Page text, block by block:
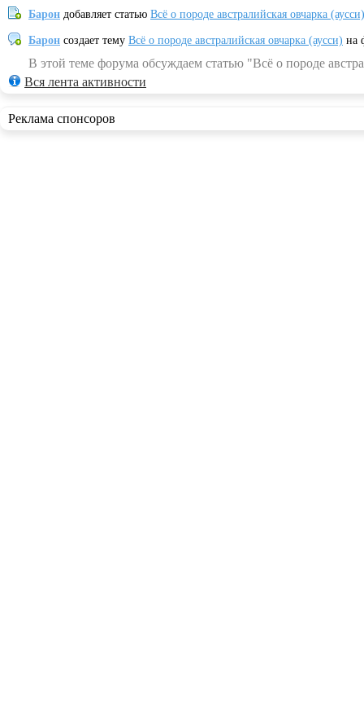
Барон добавляет статью Всё о породе австралийская овчарка (аусси)
Барон создает тему Всё о породе австралийская овчарка (аусси) на
В этой теме форума обсуждаем статью "Всё о породе
Вся лента активности
Реклама спонсоров